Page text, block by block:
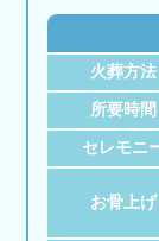
火葬方法
所要時間
セレモニ
お骨上げ